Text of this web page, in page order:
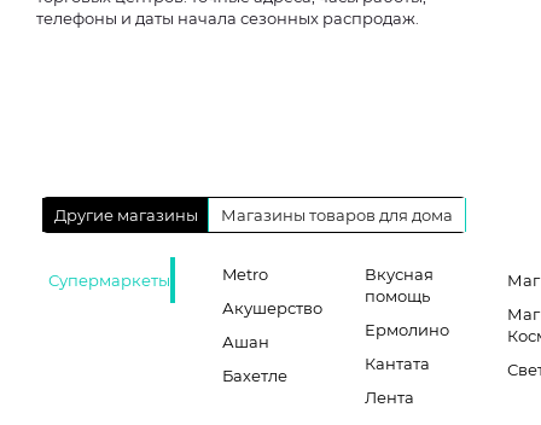
телефоны и даты начала сезонных распродаж.
Другие магазины Магазины товаров для дома
Супермаркеты
Metro
Акушерство
Ашан
Бахетле
Вкусная
помощь
Ермолино
Кантата
Лента